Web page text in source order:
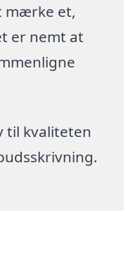
mærke et,
er nemt at
til kvaliteten